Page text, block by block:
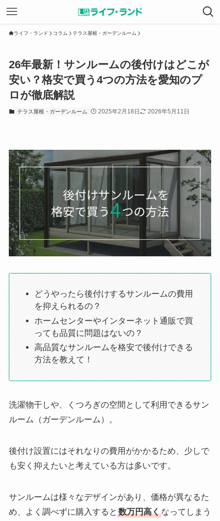
ライフ・ランド コラム テラス屋根・ガーデンルーム
26年最新！サンルームの後付けはどこが
安い？格安で買う4つの方法を愛知のプ
ロが徹底解説
テラス屋根・ガーデンルーム 2025年2月18日 2026年5月11日
どうやったら後付けするサンルームの費用
を抑えられるの？
ホームセンターやインターネット通販で買
っても品質に問題はないの？
高品質なサンルームを格安で後付けできる
方法を教えて！
洗濯物干しや、くつろぎの空間として利用できるサン
ルーム（ガーデンルーム）。
後付け設置にはそれなりの費用がかかるため、少しで
も安く抑えたいと考えている方は多いです。
サンルームは様々なデザインがあり、価格が異なるた
め、よく調べずに購入すると 数万円高くなってしまう